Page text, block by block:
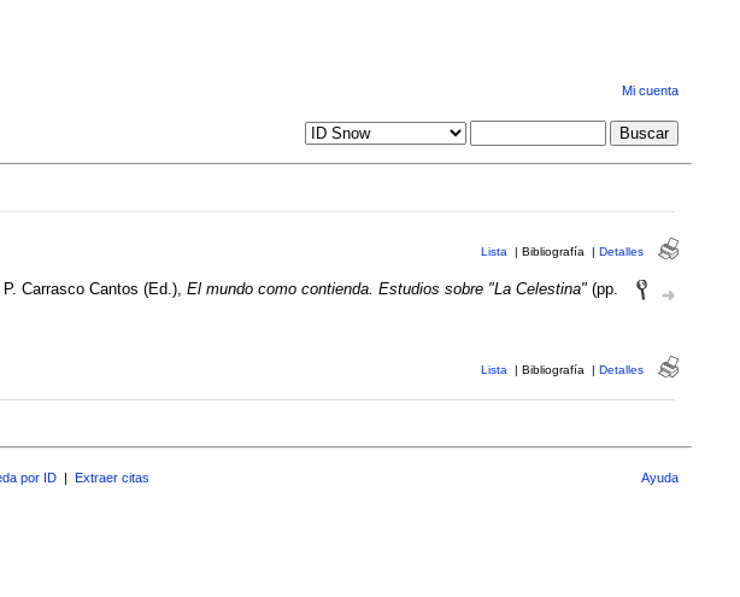
Mi cuenta
Lista | Bibliografía | Detalles
Carrasco Cantos (Ed.), El mundo como contienda. Estudios sobre "La Celestina"(pp.
Lista | Bibliografía | Detalles
por ID | Extraer citas Ayuda